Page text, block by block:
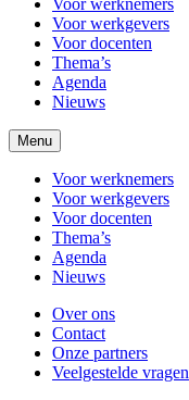
Voor werknemers
Voor werkgevers
Voor docenten
Thema’s
Agenda
Nieuws
Menu
Voor werknemers
Voor werkgevers
Voor docenten
Thema’s
Agenda
Nieuws
Over ons
Contact
Onze partners
Veelgestelde vragen